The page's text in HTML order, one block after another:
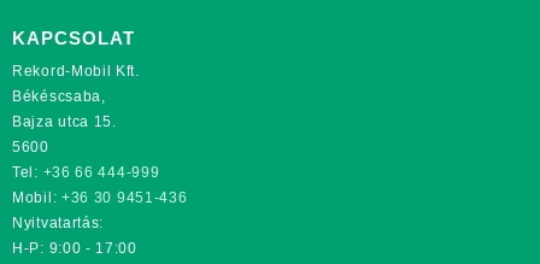
KAPCSOLAT
Rekord-Mobil Kft.
Békéscsaba,
Bajza utca 15.
5600
Tel: +36 66 444-999
Mobil: +36 30 9451-436
Nyitvatartás:
H-P: 9:00 - 17:00